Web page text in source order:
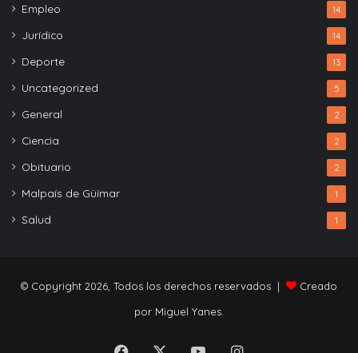
Empleo 14
Jurídico 14
Deporte 13
Uncategorized 5
General 2
Ciencia 2
Obituario 2
Malpaís de Güímar 1
Salud 1
© Copyright 2026, Todos los derechos reservados |
Creado
por Miguel Yanes.